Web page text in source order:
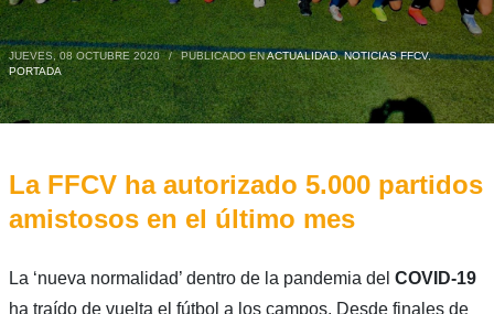
JUEVES, 08 OCTUBRE 2020 / PUBLICADO ENACTUALIDAD,NOTICIAS FFCV,
PORTADA
La FFCV ha autorizado 5.000 partidos
amistosos en el último mes
La ‘nueva normalidad’ dentro de la pandemia del COVID-19
ha traído de vuelta el fútbol a los campos. Desde finales de